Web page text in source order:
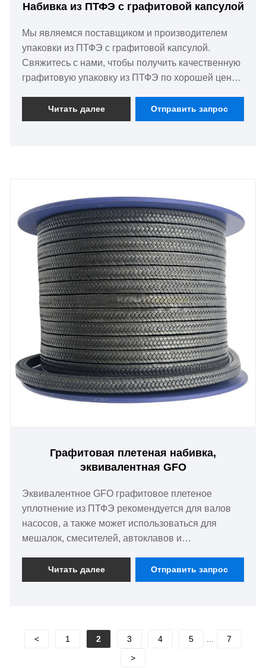
Набивка из ПТФЭ с графитовой капсулой
Мы являемся поставщиком и производителем
упаковки из ПТФЭ с графитовой капсулой.
Свяжитесь с нами, чтобы получить качественную
графитовую упаковку из ПТФЭ по хорошей цене,
Читать далее Отправить запрос
Графитовая плетеная набивка,
эквивалентная GFO
Эквивалентное GFO графитовое плетеное
уплотнение из ПТФЭ рекомендуется для валов
насосов, а также может использоваться для
мешалок, смесителей, автоклавов и
растворителей и других сред.
Читать далее Отправить запрос
< 1 2 3 4 5
7
>